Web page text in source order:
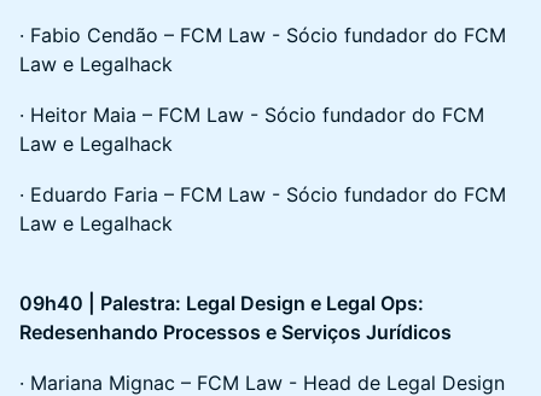
· Fabio Cendão – FCM Law - Sócio fundador do FCM
Law e Legalhack
· Heitor Maia – FCM Law - Sócio fundador do FCM
Law e Legalhack
· Eduardo Faria – FCM Law - Sócio fundador do FCM
Law e Legalhack
09h40 | Palestra: Legal Design e Legal Ops:
Redesenhando Processos e Serviços Jurídicos
· Mariana Mignac – FCM Law - Head de Legal Design